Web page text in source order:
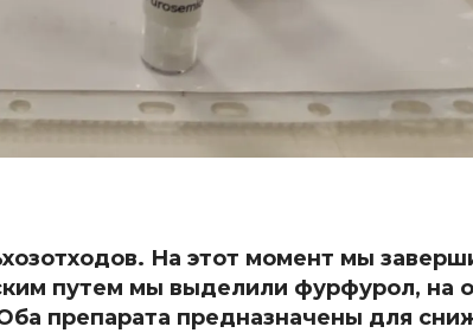
На этот момент мы
путем мы выделили фурфурол, на
препарата предназначены для